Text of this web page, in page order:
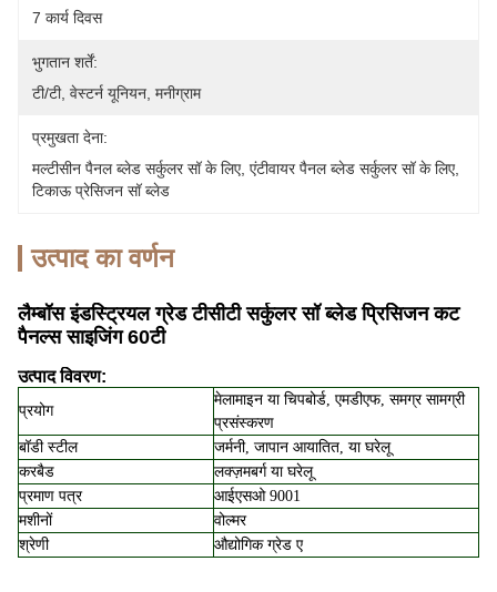
7 कार्य दिवस
भुगतान शर्तें:
टी/टी, वेस्टर्न यूनियन, मनीग्राम
प्रमुखता देना:
मल्टीसीन पैनल ब्लेड सर्कुलर सॉ के लिए, एंटीवायर पैनल ब्लेड सर्कुलर सॉ के लिए,
टिकाऊ प्रेसिजन सॉ ब्लेड
उत्पाद का वर्णन
लैम्बॉस इंडस्ट्रियल ग्रेड टीसीटी सर्कुलर सॉ ब्लेड प्रिसिजन कट
पैनल्स साइजिंग 60टी
उत्पाद विवरण:
प्रयोग
मेलामाइन या चिपबोर्ड, एमडीएफ, समग्र सामग्री
प्रसंस्करण
बॉडी स्टील
जर्मनी, जापान आयातित, या घरेलू
करबैड
लक्ज़मबर्ग या घरेलू
प्रमाण पत्र
आईएसओ 9001
मशीनों
वोल्मर
श्रेणी
औद्योगिक ग्रेड ए